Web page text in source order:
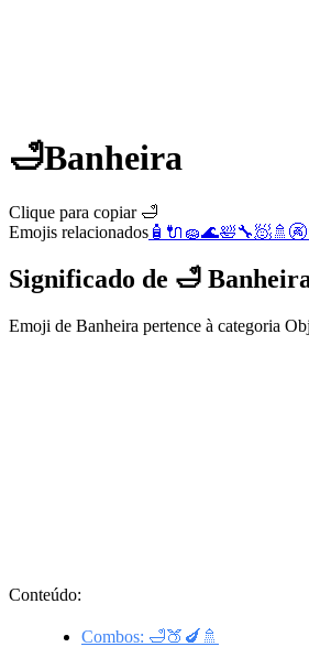
🛁Banheira
Clique para copiar 🛁
Emojis relacionados 🧴 🔌 🧽🌊🛀🔧🧖🚿 🚱
Significado de 🛁
Emoji de Banheira pertence à categoria
Conteúdo:
Combos: 🛁🍑🍆🚿